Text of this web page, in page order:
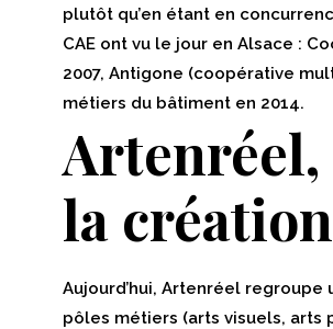
plutôt qu’en étant en
CAE ont vu le jour en Alsace :
2007, Antigone (coopérative
métiers du bâtiment en 2014.
Artenréel,
la
Aujourd’hui, Artenréel regroupe
pôles métiers (arts visuels, arts